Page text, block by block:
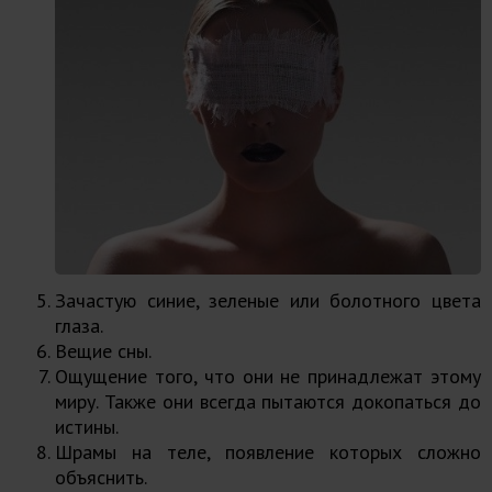
Зачастую синие, зеленые или болотного цвета
глаза.
Вещие сны.
Ощущение того, что они не принадлежат этому
миру. Также они всегда пытаются докопаться до
истины.
Шрамы на теле, появление которых сложно
объяснить.